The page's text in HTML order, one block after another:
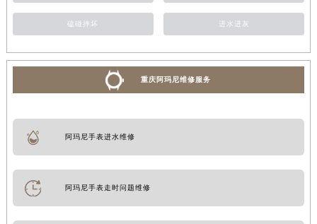
磕碰摔坏 进水进灰
重庆阿玛尼维修服务
阿玛尼手表进水维修
阿玛尼手表走时问题维修